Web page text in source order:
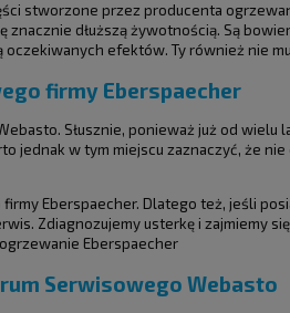
stworzone przez producenta
dłuższą żywotnością. Są
oczekiwanych efektów. Ty również nie
firmy Eberspaecher
Słusznie, ponieważ już od wielu
w tym miejscu zaznaczyć, że nie
Eberspaecher. Dlatego też, jeśli
Zdiagnozujemy usterkę i zajmiemy
Eberspaecher
Serwisowego Webasto